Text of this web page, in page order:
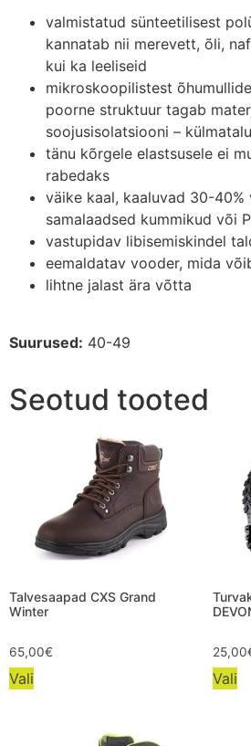
valmistatud sünteetilisest
kannatab nii merevett, õli,
kui ka leeliseid
mikroskoopilistest
poorne struktuur tagab
soojusisolatsiooni –
tänu kõrgele elastsusele ei
rabedaks
väike kaal, kaaluvad 30-40%
samalaadsed kummikud või
vastupidav libisemiskindel
eemaldatav vooder, mida
lihtne jalast ära võtta
Suurused: 40-49
Seotud tooted
Talvesaapad CXS Grand
Winter
65,00€
Vali
25,00
Vali